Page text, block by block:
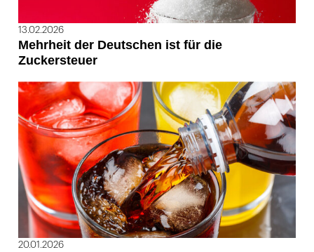
13.02.2026
Mehrheit der Deutschen ist für die
Zuckersteuer
20.01.2026